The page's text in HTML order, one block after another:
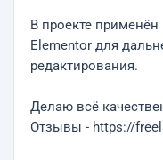
В проекте применён
Elementor для
редактирования.
Делаю всё
Отзывы - https://